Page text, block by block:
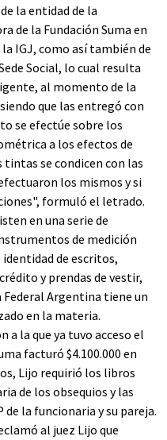
la entidad de la
de la Fundación Suma en
IGJ, como así también de
Social, lo cual resulta
al momento de la
que las entregó con
se efectúe sobre los
a los efectos de
se condicen con las
los mismos y si
formuló el letrado.
en una serie de
de medición
de escritos,
y prendas de vestir,
Argentina tiene un
en la materia.
a la que ya tuvo acceso el
facturó $4.100.000 en
Lijo requirió los libros
de los obsequios y las
la funcionaria y su pareja.
al juez Lijo que